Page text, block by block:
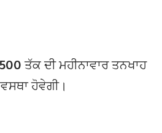
ਤੱਕ ਦੀ ਮਹੀਨਾਵਾਰ ਤਨਖਾਹ
ਹੋਵੇਗੀ।